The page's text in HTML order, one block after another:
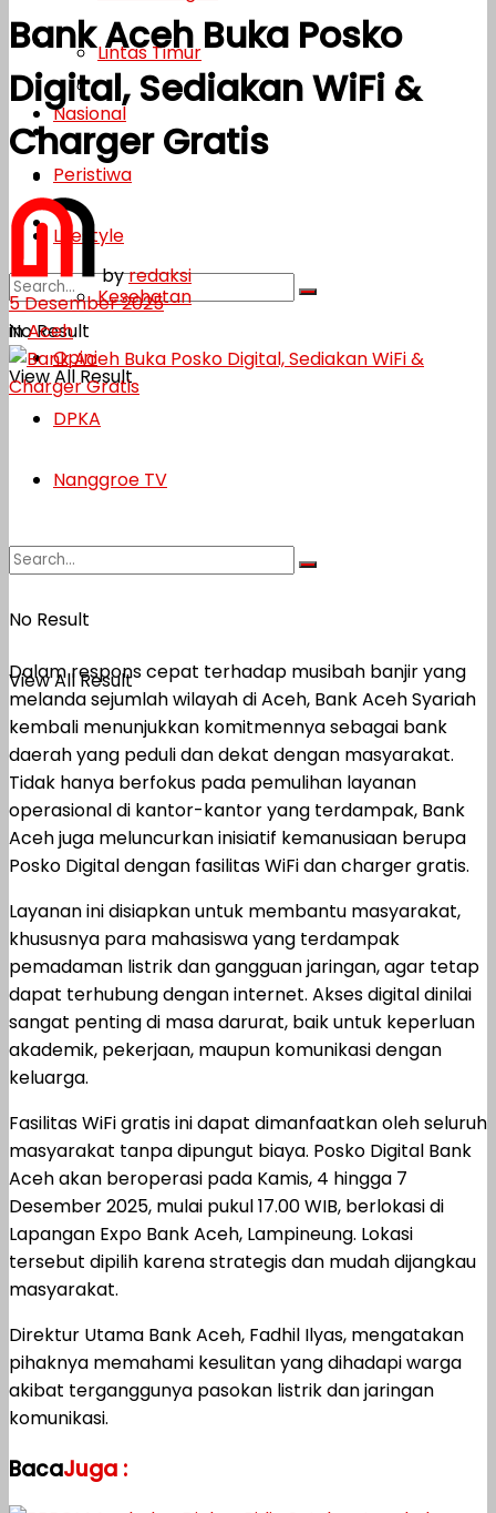
Lifestyle
Kesehatan
Opini
DPKA
Nanggroe TV
No Result
View All Result
Lintas Timur
Nasional
Peristiwa
Lifestyle
Kesehatan
Opini
DPKA
Nanggroe TV
No Result
View All Result
Bank Aceh Buka Posko
Digital, Sediakan WiFi &
Charger Gratis
byredaksi
5 Desember 2025
inAceh
Dalam respons cepat terhadap musibah banjir yang
melanda sejumlah wilayah di Aceh, Bank Aceh Syariah
kembali menunjukkan komitmennya sebagai bank
daerah yang peduli dan dekat dengan masyarakat.
Tidak hanya berfokus pada pemulihan layanan
operasional di kantor-kantor yang terdampak, Bank
Aceh juga meluncurkan inisiatif kemanusiaan berupa
Posko Digital dengan fasilitas WiFi dan charger gratis.
Layanan ini disiapkan untuk membantu masyarakat,
khususnya para mahasiswa yang terdampak
pemadaman listrik dan gangguan jaringan, agar tetap
dapat terhubung dengan internet. Akses digital dinilai
sangat penting di masa darurat, baik untuk keperluan
akademik, pekerjaan, maupun komunikasi dengan
keluarga.
Fasilitas WiFi gratis ini dapat dimanfaatkan oleh seluruh
masyarakat tanpa dipungut biaya. Posko Digital Bank
Aceh akan beroperasi pada Kamis, 4 hingga 7
Desember 2025, mulai pukul 17.00 WIB, berlokasi di
Lapangan Expo Bank Aceh, Lampineung. Lokasi
tersebut dipilih karena strategis dan mudah dijangkau
masyarakat.
Direktur Utama Bank Aceh, Fadhil Ilyas, mengatakan
pihaknya memahami kesulitan yang dihadapi warga
akibat terganggunya pasokan listrik dan jaringan
komunikasi.
BacaJuga :